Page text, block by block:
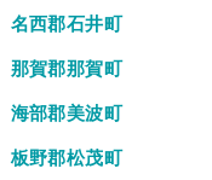
名西郡石井町
那賀郡那賀町
海部郡美波町
板野郡松茂町